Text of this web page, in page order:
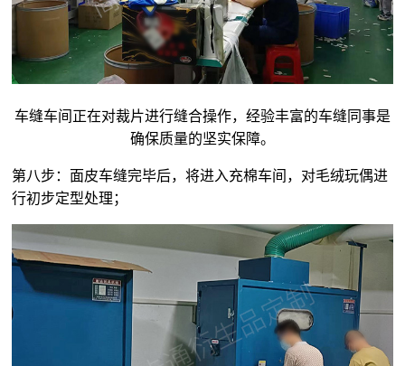
车缝车间正在对裁片进行缝合操作，经验丰富的车缝同事是
确保质量的坚实保障。
第八步：面皮车缝完毕后，将进入充棉车间，对毛绒玩偶进
行初步定型处理；